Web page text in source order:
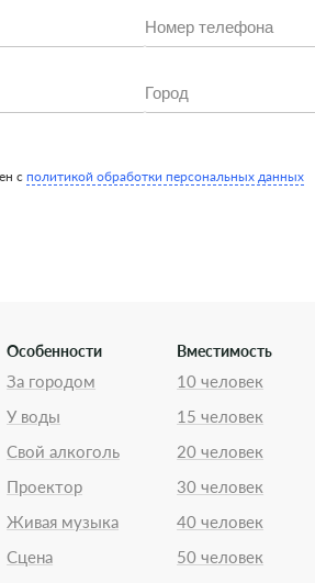
сполитикой обработки персональных данных
Особенности
За городом
У воды
Свой алкоголь
Проектор
Живая музыка
Сцена
Вместимость
10 человек
15 человек
20 человек
30 человек
40 человек
50 человек